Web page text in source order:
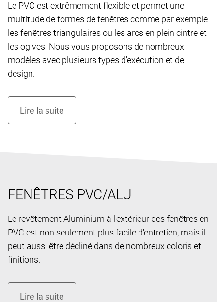
Le PVC est extrêmement flexible et permet une
multitude de formes de fenêtres comme par exemple
les fenêtres triangulaires ou les arcs en plein cintre et
les ogives. Nous vous proposons de nombreux
modèles avec plusieurs types d'exécution et de
design.
FENÊTRES PVC/ALU
Le revêtement Aluminium à l'extérieur des fenêtres en
PVC est non seulement plus facile d'entretien, mais il
peut aussi être décliné dans de nombreux coloris et
finitions.